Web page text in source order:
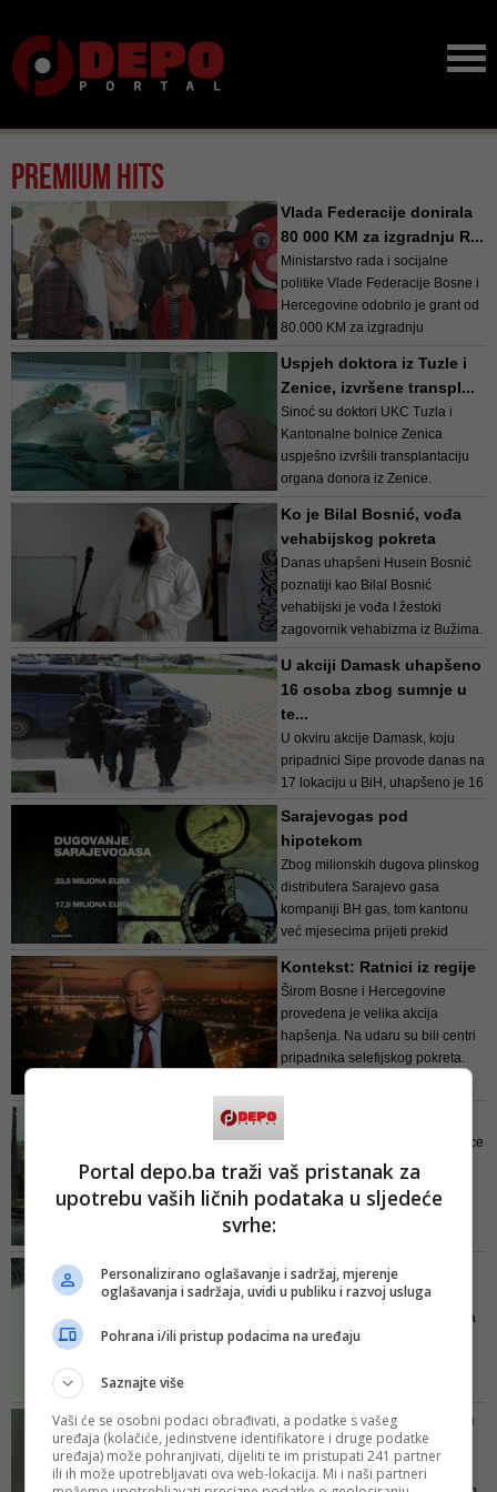
Premium hits
Vlada Federacije donirala
80 000 KM za izgradnju R...
Ministarstvo rada i socijalne
politike Vlade Federacije Bosne i
Hercegovine odobrilo je grant od
80.000 KM za izgradnju
djece oboljele od raka i njihovih
roditelja.
Uspjeh doktora iz Tuzle i
Zenice, izvršene transpl...
Sinoć su doktori UKC Tuzla i
Kantonalne bolnice Zenica
uspješno izvršili transplantaciju
organa donora iz Zenice.
bubrega i dvije rožnice na pet
pacijenata, a presađen...
Ko je Bilal Bosnić, vođa
vehabijskog pokreta
Danas uhapšeni Husein Bosnić
poznatiji kao Bilal Bosnić
vehabijski je vođa I žestoki
zagovornik vehabizma iz Bužima.
propovijedanje radikalnog islama
u našoj zemlji, p...
U akciji Damask uhapšeno
16 osoba zbog sumnje u
te...
U okviru akcije Damask, koju
pripadnici Sipe provode danas na
17 lokaciju u BiH, uhapšeno je 16
vehabija u BiH Husein Bosnić.
Sarajevogas pod
hipotekom
Zbog milionskih dugova plinskog
distributera Sarajevo gasa
kompaniji BH gas, tom kantonu
već mjesecima prijeti prekid
Kontekst: Ratnici iz regije
Širom Bosne i Hercegovine
provedena je velika akcija
hapšenja. Na udaru su bili centri
pripadnika selefijskog pokreta.
Dokumentarni film mlade autorice
Smirne Kulenović govori o
generaciji koja zbog rata u
Sarajevu mora odgoditi maturu.
Gdje je novac sa
donatorske konferencije
Novac od poplava uplaćen je na
entitetske račune, pa državna
oktobru!
Djeca iz Željeznog Polja u
sarajevskim školama
Kao i svi dječaci u Bosni i
Portal depo.ba traži vaš pristanak za
upotrebu vaših ličnih podataka u sljedeće
svrhe:
Personalizirano oglašavanje i sadržaj, mjerenje
oglašavanja i sadržaja, uvidi u publiku i razvoj usluga
Pohrana i/ili pristup podacima na uređaju
Saznajte više
Vaši će se osobni podaci obrađivati, a podatke s vašeg
uređaja (kolačiće, jedinstvene identifikatore i druge podatke
uređaja) može pohranjivati, dijeliti te im pristupati 241 partner
ili ih može upotrebljavati ova web-lokacija. Mi i naši partneri